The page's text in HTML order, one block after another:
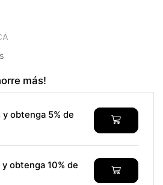
más!
obtenga 5% de
obtenga 10% de